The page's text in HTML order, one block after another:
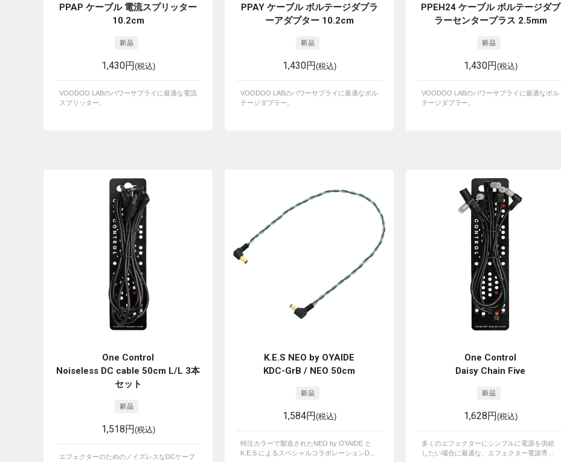
PPAP ケーブル 電流スプリッター
10.2cm
1,430円(税込)
VOODOO LABのパワーサプライに最適な電流
スプリッター。
PPAY ケーブル ボルテージダプラ
ーアダプター 10.2cm
1,430円(税込)
VOODOO LABのパワーサプライに最適なボル
テージダブラー。
PPEH24 ケーブル ボルテージダブ
ラーセンタープラス 2.5mm
1,430円(税込)
VOODOO LABのパワーサプライに最適なボル
テージダブラー。
One Control
Noiseless DC cable 50cm L/L 3本
セット
1,518円(税込)
エフェクターのためのノイズレスなDCケーブ
K.E.S NEO by OYAIDE
KDC-GrB / NEO 50cm
1,584円(税込)
特注カラーで製造されたNEO by OYAIDE と
K.E.S によるスペシャルコラボレーションD...
One Control
Daisy Chain Five
1,628円(税込)
多くのエフェクターにシンプルに電源を供給
したい場合に最適な、エフェクター電源専...